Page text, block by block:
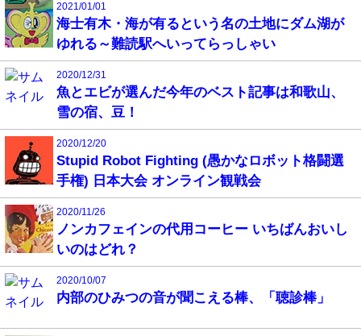
2021/01/01
海士有木・海が有るという名の土地にダム湖が
ゆれる～難読駅へいってらっしゃい
2020/12/31
魚とエビが選んだ今年のベスト記事は和歌山、
雪の宿、豆！
2020/12/20
Stupid Robot Fighting (愚かなロボット格闘選
手権) 日本大会 オンライン観戦会
2020/11/26
ノンカフェインの代用コーヒー いちばんおいし
いのはどれ？
2020/10/07
内部のひみつの音が聞こえる棒、「聴診棒」